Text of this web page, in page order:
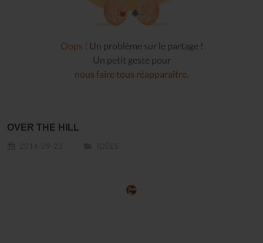
Oops ! Un problème sur le partage !
Un petit geste pour
nous faire tous réapparaître
OVER THE HILL